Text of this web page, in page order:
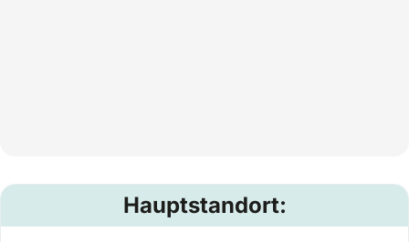
Hauptstandort: